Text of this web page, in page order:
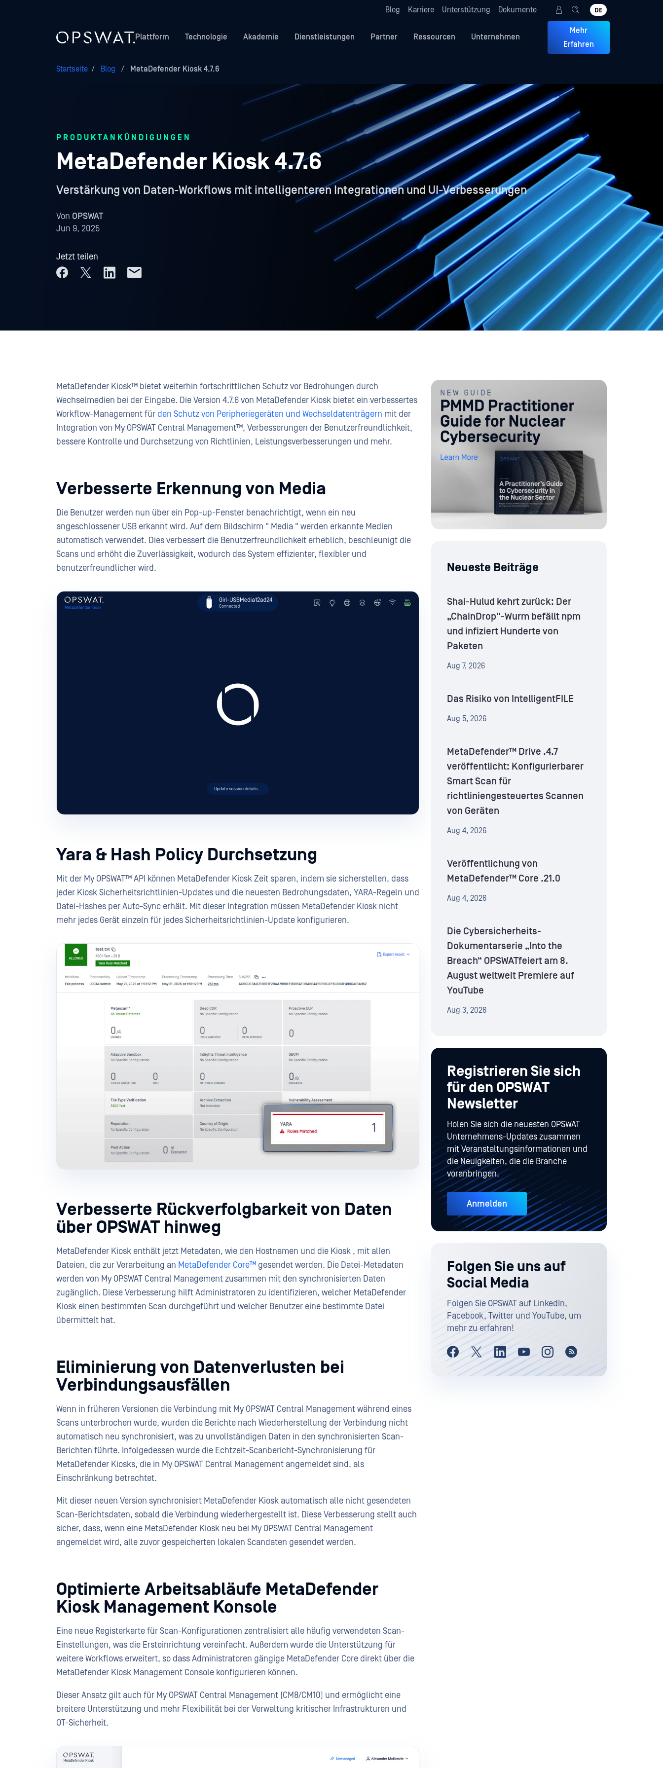
Blog Karriere Unterstützung Dokumente DE
Plattform Technologie Akademie Dienstleistungen Partner Ressourcen Unternehmen
Mehr
Erfahren
Startseite / Blog / MetaDefender Kiosk 4.7.6
PRODUKTANKÜNDIGUNGEN
MetaDefender Kiosk 4.7.6
Verstärkung von Daten-Workflows mit intelligenteren Integrationen und UI-Verbesserungen
Von OPSWAT
Jun 9, 2025
Jetzt teilen
MetaDefender Kiosk™ bietet weiterhin fortschrittlichen Schutz vor Bedrohungen durch
Wechselmedien bei der Eingabe. Die Version 4.7.6 von MetaDefender Kiosk bietet ein verbessertes
Workflow-Management für den Schutz von Peripheriegeräten und Wechseldatenträgern mit der
Integration von My OPSWAT Central Management™, Verbesserungen der Benutzerfreundlichkeit,
bessere Kontrolle und Durchsetzung von Richtlinien, Leistungsverbesserungen und mehr.
Verbesserte Erkennung von Media
Die Benutzer werden nun über ein Pop-up-Fenster benachrichtigt, wenn ein neu
angeschlossener USB erkannt wird. Auf dem Bildschirm " Media " werden erkannte Medien
automatisch verwendet. Dies verbessert die Benutzerfreundlichkeit erheblich, beschleunigt die
Scans und erhöht die Zuverlässigkeit, wodurch das System effizienter, flexibler und
benutzerfreundlicher wird.
Yara & Hash Policy Durchsetzung
Mit der My OPSWAT™ API können MetaDefender Kiosk Zeit sparen, indem sie sicherstellen, dass
jeder Kiosk Sicherheitsrichtlinien-Updates und die neuesten Bedrohungsdaten, YARA-Regeln und
Datei-Hashes per Auto-Sync erhält. Mit dieser Integration müssen MetaDefender Kiosk nicht
mehr jedes Gerät einzeln für jedes Sicherheitsrichtlinien-Update konfigurieren.
Verbesserte Rückverfolgbarkeit von Daten
über OPSWAT hinweg
MetaDefender Kiosk enthält jetzt Metadaten, wie den Hostnamen und die Kiosk , mit allen
Dateien, die zur Verarbeitung an MetaDefender Core™ gesendet werden. Die Datei-Metadaten
werden von My OPSWAT Central Management zusammen mit den synchronisierten Daten
zugänglich. Diese Verbesserung hilft Administratoren zu identifizieren, welcher MetaDefender
Kiosk einen bestimmten Scan durchgeführt und welcher Benutzer eine bestimmte Datei
übermittelt hat.
Eliminierung von Datenverlusten bei
Verbindungsausfällen
Wenn in früheren Versionen die Verbindung mit My OPSWAT Central Management während eines
Scans unterbrochen wurde, wurden die Berichte nach Wiederherstellung der Verbindung nicht
automatisch neu synchronisiert, was zu unvollständigen Daten in den synchronisierten Scan-
Berichten führte. Infolgedessen wurde die Echtzeit-Scanbericht-Synchronisierung für
MetaDefender Kiosks, die in My OPSWAT Central Management angemeldet sind, als
Einschränkung betrachtet.
Mit dieser neuen Version synchronisiert MetaDefender Kiosk automatisch alle nicht gesendeten
Scan-Berichtsdaten, sobald die Verbindung wiederhergestellt ist. Diese Verbesserung stellt auch
sicher, dass, wenn eine MetaDefender Kiosk neu bei My OPSWAT Central Management
angemeldet wird, alle zuvor gespeicherten lokalen Scandaten gesendet werden.
Optimierte Arbeitsabläufe MetaDefender
Kiosk Management Konsole
Eine neue Registerkarte für Scan-Konfigurationen zentralisiert alle häufig verwendeten Scan-
Einstellungen, was die Ersteinrichtung vereinfacht. Außerdem wurde die Unterstützung für
weitere Workflows erweitert, so dass Administratoren gängige MetaDefender Core direkt über die
MetaDefender Kiosk Management Console konfigurieren können.
Dieser Ansatz gilt auch für My OPSWAT Central Management (CM8/CM10) und ermöglicht eine
breitere Unterstützung und mehr Flexibilität bei der Verwaltung kritischer Infrastrukturen und
OT-Sicherheit.
Neueste Beiträge
Shai-Hulud kehrt zurück: Der
„ChainDrop“-Wurm befällt npm
und infiziert Hunderte von
Paketen
Aug 7, 2026
Das Risiko von IntelligentFILE
Aug 5, 2026
MetaDefender™ Drive .4.7
veröffentlicht: Konfigurierbarer
Smart Scan für
richtliniengesteuertes Scannen
von Geräten
Aug 4, 2026
Veröffentlichung von
MetaDefender™ Core .21.0
Aug 4, 2026
Die Cybersicherheits-
Dokumentarserie „Into the
Breach“ OPSWATfeiert am 8.
August weltweit Premiere auf
YouTube
Aug 3, 2026
Registrieren Sie sich
für den OPSWAT
Newsletter
Holen Sie sich die neuesten OPSWAT
Unternehmens-Updates zusammen
mit Veranstaltungsinformationen und
die Neuigkeiten, die die Branche
voranbringen.
Anmelden
Folgen Sie uns auf
Social Media
Folgen Sie OPSWAT auf LinkedIn,
Facebook, Twitter und YouTube, um
mehr zu erfahren!